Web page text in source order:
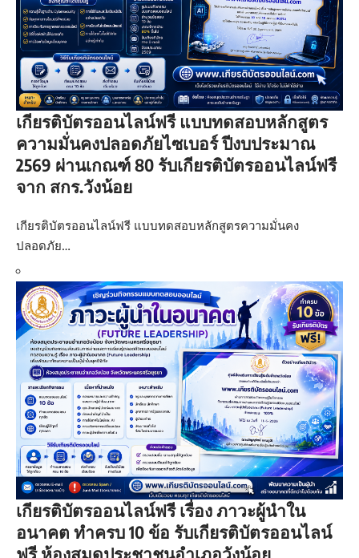
เกียรติบัตรออนไลน์ฟรี แบบทดสอบหลักสูตร
ความมั่นคงปลอดภัยไซเบอร์ ปีงบประมาณ
2569 ผ่านเกณฑ์ 80 รับเกียรติบัตรออนไลน์ฟรี
จาก สกร.วังน้อย
เกียรติบัตรออนไลน์ฟรี แบบทดสอบหลักสูตรความมั่นคง
ปลอดภัย…
เกียรติบัตรออนไลน์ฟรี เรื่อง ภาวะผู้นำใน
อนาคต ทำครบ 10 ข้อ รับเกียรติบัตรออนไลน์
ฟรี ห้องสมุดประชาชนอำเภอวังน้อย